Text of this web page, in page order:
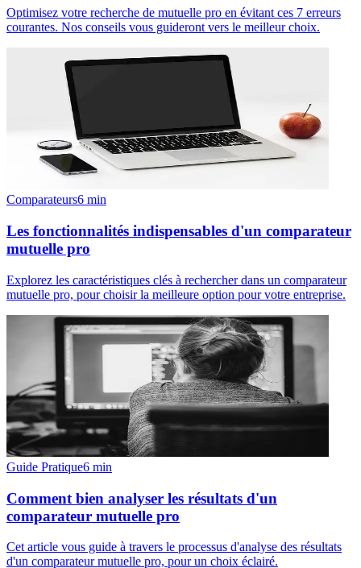
Optimisez votre recherche de mutuelle pro en évitant ces 7 erreurs
courantes. Nos conseils vous guideront vers le meilleur choix.
Comparateurs6 min
Les fonctionnalités indispensables d'un comparateur
mutuelle pro
Explorez les caractéristiques clés à rechercher dans un comparateur
mutuelle pro, pour choisir la meilleure option pour votre entreprise.
Guide Pratique6 min
Comment bien analyser les résultats d'un
comparateur mutuelle pro
Cet article vous guide à travers le processus d'analyse des résultats
d'un comparateur mutuelle pro, pour un choix éclairé.